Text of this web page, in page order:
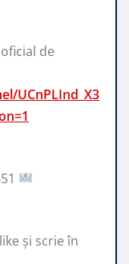
de
UCnPLInd_X3
și scrie în